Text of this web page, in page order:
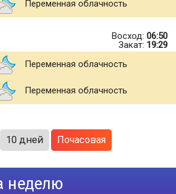
Переменная облачность
Восход: 06:50
Закат: 19:29
Переменная облачность
Переменная облачность
10 дней Почасовая
неделю